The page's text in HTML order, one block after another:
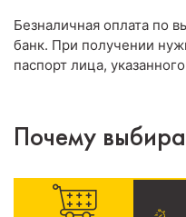
Безналичная оплата по
банк. При получении
паспорт лица,
Почему